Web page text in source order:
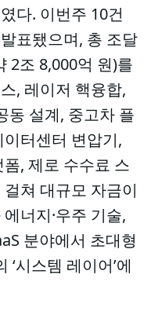
다. 이번주 10건
표됐으며, 총 조달
2조 8,000억 원)를
, 레이저 핵융합,
동 설계, 중고차 플
터센터 변압기,
, 제로 수수료 스
쳐 대규모 자금이
너지·우주 기술,
분야에서 초대형
시스템 레이어’에